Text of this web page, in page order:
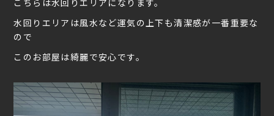
水回りエリアは風水など運気の上下も清潔感が一番重要な
ので
このお部屋は綺麗で安心です。